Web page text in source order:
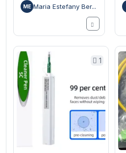
ME Maria Estefany Ber...
1